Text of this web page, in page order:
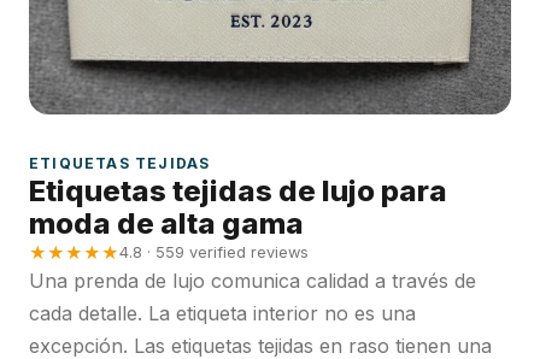
ETIQUETAS TEJIDAS
Etiquetas tejidas de lujo para
moda de alta gama
★★★★★4.8 · 559 verified reviews
Una prenda de lujo comunica calidad a través de
cada detalle. La etiqueta interior no es una
excepción. Las etiquetas tejidas en raso tienen una